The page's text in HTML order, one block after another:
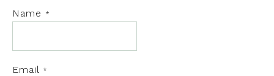
Name *
Email *